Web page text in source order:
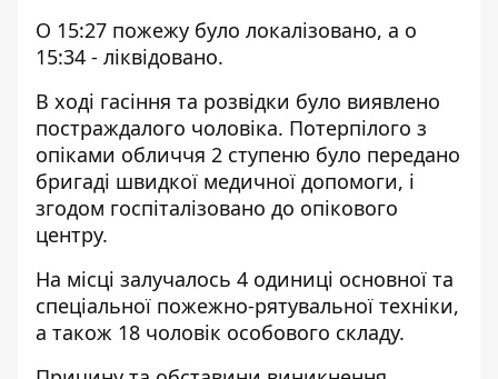
О 15:27 пожежу було локалізовано, а о
15:34 - ліквідовано.
В ході гасіння та розвідки було виявлено
постраждалого чоловіка. Потерпілого з
опіками обличчя 2 ступеню було передано
бригаді швидкої медичної допомоги, і
згодом госпіталізовано до опікового
центру.
На місці залучалось 4 одиниці основної та
спеціальної пожежно-рятувальної техніки,
а також 18 чоловік особового складу.